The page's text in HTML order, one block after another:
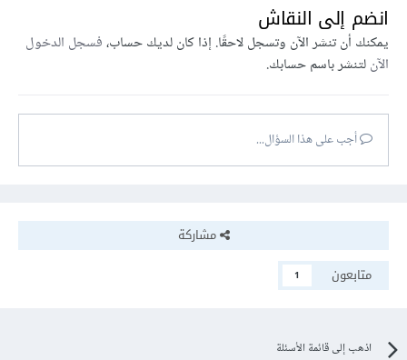
انضم إلى النقاش
يمكنك أن تنشر الآن وتسجل لاحقًا. إذا كان لديك حساب،فسجل الدخول
الآنلتنشر باسم حسابك.
أجب على هذا السؤال...
مشاركة
متابعون
1
اذهب إلى قائمة الأسئلة